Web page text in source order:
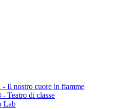
- Il nostro cuore in fiamme
- Teatro di classe
Lab